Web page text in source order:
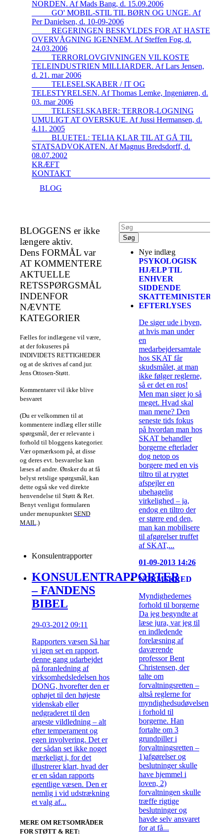
NORDEN. Af Mads Bang, d. 15.09.2006
_____GO' MOBIL-STIL TIL BØRN OG UNGE. Af
Per Danielsen, d. 10-09-2006
_____REGERINGEN BESKYLDES FOR AT HASTE
OVERVÅGNING IGENNEM. Af Steffen Fog, d.
24.03.2006
_____TERRORLOVGIVNINGEN VIL KOSTE
TELEINDUSTRIEN MILLIARDER. Af Lars Jensen,
d. 21. mar 2006
_____TELESELSKABER / IT OG
TELESTYRELSEN. Af Thomas Lemke, Ingeniøren, d.
03. mar 2006
_____TELESELSKABER: TERROR-LOGNING
UMULIGT AT OVERSKUE. Af Jussi Hermansen, d.
4.11. 2005
_____BLUETEL: TELIA KLAR TIL AT GÅ TIL
STATSADVOKATEN. Af Magnus Bredsdorff, d.
08.07.2002
KRÆFT
KONTAKT
BLOG
BLOGGENS er ikke
længere aktiv.
Dens FORMÅL var
AT KOMMENTERE
AKTUELLE
RETSSPØRGSMÅL
INDENFOR
NÆVNTE
KATEGORIER
Fælles for indlægene vil være,
at der fokuseres på
INDIVIDETS RETTIGHEDER
og at de skrives af cand.jur.
Jens Ottosen-Støtt.
Kommentarer vil ikke blive
besvaret
(Du er velkommen til at
kommentere indlæg eller stille
spørgsmål, der er relevante i
forhold til bloggens kategorier.
Vær opmærksom på, at disse
og deres evt. besvarelse kan
læses af andre. Ønsker du at få
belyst retslige spørgsmål, kan
dette også ske ved direkte
henvendelse til Støtt & Ret.
Benyt venligst formularen
under menupunktet SEND
MAIL .)
Konsulentrapporter
KONSULENTRAPPORTER
– FANDENS
BIBEL
29-03-2012 09:11
Rapporters væsen Så har
vi igen set en rapport,
denne gang udarbejdet
på foranledning af
virksomhedsledelsen hos
DONG, hvorefter den er
ophøjet til den højeste
videnskab eller
nedgraderet til den
argeste vildledning – alt
efter temperament og
egen involvering. Det er
der sådan set ikke noget
mærkeligt i, for det
illustrerer klart, hvad der
er en sådan rapports
egentlige væsen. Den er
nemlig i vid udstrækning
et valg af...
MERE OM RETSOMRÅDER
FOR STØTT & RET:
Nye indlæg
PSYKOLOGISK
HJÆLP TIL
ENHVER
SIDDENDE
SKATTEMINISTER
EFTERLYSES
De siger ude i byen,
at hvis man under
en
medarbejdersamtale
hos SKAT får
skudsmålet, at man
ikke følger reglerne,
så er det en ros!
Men man siger jo så
meget. Hvad skal
man mene? Den
seneste tids fokus
på hvordan man hos
SKAT behandler
borgerne efterlader
dog netop os
borgere med en vis
tiltro til at rygtet
afspejler en
ubehagelig
virkelighed – ja,
endog en tiltro der
er større end den,
man kan mobilisere
til afgørelser truffet
af SKAT,...
01-09-2013 14:26
NORMSKRED
Myndighedernes
forhold til borgerne
Da jeg begyndte at
læse jura, var jeg til
en indledende
forelæsning af
daværende
professor Bent
Christensen, der
talte om
forvaltningsretten –
altså reglerne for
myndighedsudøvelsen
i forhold til
borgerne. Han
fortalte om 3
grundpiller i
forvaltningsretten –
1)afgørelser og
beslutninger skulle
have hjemmel i
loven, 2)
forvaltningen skulle
træffe rigtige
beslutninger og
havde selv ansvaret
for at få...